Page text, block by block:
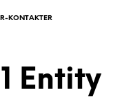
KONTAKTER
Entity